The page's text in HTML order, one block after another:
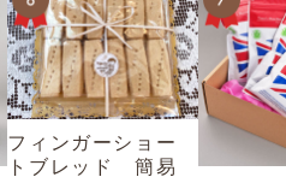
フィンガーショー
トブレッド 簡易